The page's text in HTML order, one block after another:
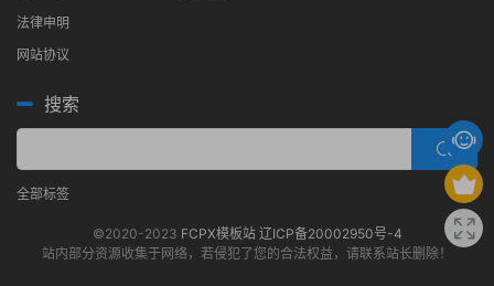
法律申明
网站协议
搜索
全部标签
©2020-2023 FCPX模板站 辽ICP备20002950号-4
站内部分资源收集于网络，若侵犯了您的合法权益，请联系站长删除！